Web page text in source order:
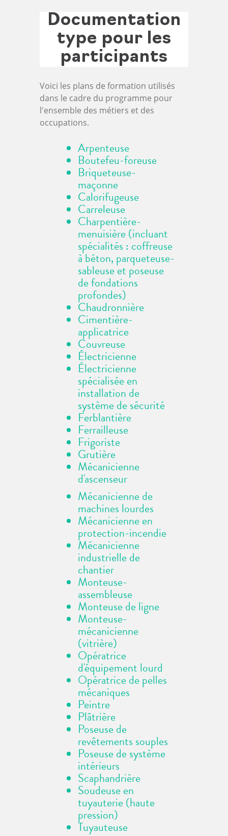
Documentation
type pour les
participants
Voici les plans de formation utilisés
dans le cadre du programme pour
l'ensemble des métiers et des
occupations.
Arpenteuse
Boutefeu-foreuse
Briqueteuse-
maçonne
Calorifugeuse
Carreleuse
Charpentière-
menuisière (incluant
spécialités : coffreuse
à béton, parqueteuse-
sableuse et poseuse
de fondations
profondes)
Chaudronnière
Cimentière-
applicatrice
Couvreuse
Électricienne
Électricienne
spécialisée en
installation de
système de sécurité
Ferblantière
Ferrailleuse
Frigoriste
Grutière
Mécanicienne
d'ascenseur
Mécanicienne de
machines lourdes
Mécanicienne en
protection-incendie
Mécanicienne
industrielle de
chantier
Monteuse-
assembleuse
Monteuse de ligne
Monteuse-
mécanicienne
(vitrière)
Opératrice
d'équipement lourd
Opératrice de pelles
mécaniques
Peintre
Plâtrière
Poseuse de
revêtements souples
Poseuse de système
intérieurs
Scaphandrière
Soudeuse en
tuyauterie (haute
pression)
Tuyauteuse